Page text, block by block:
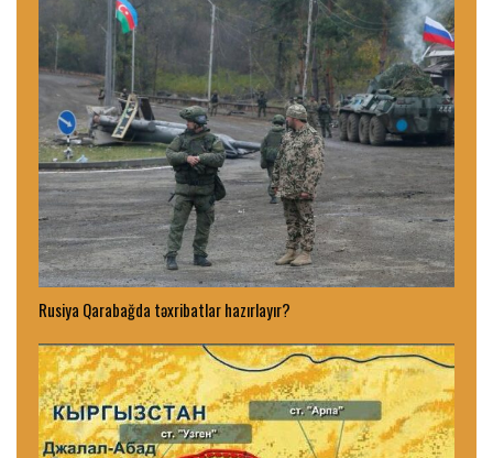
Rusiya Qarabağda təxribatlar hazırlayır?